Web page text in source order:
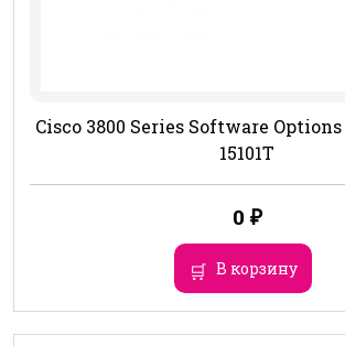
Cisco 3800 Series Software Options
15101T
0 ₽
В корзину